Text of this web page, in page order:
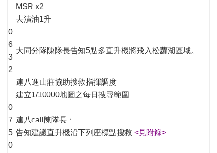
MSR x2
去漬油1升
0
6
3
2
大同分隊陳隊長告知5點多直升機將飛入松蘿湖區域。
連八進山莊協助搜救指揮調度
建立1/10000地圖之每日搜尋範圍
0
7
5
0
連八call陳隊長：
告知建議直升機沿下列座標點搜救 <見附錄>